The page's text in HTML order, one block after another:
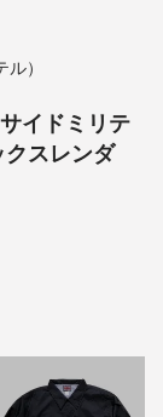
）
イドミリテ
スレンダ